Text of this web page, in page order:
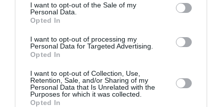
I want to opt-out of the Sale of my
Personal Data.
Opted In
I want to opt-out of processing my
Personal Data for Targeted Advertising.
Opted In
I want to opt-out of Collection, Use,
Retention, Sale, and/or Sharing of my
Personal Data that Is Unrelated with the
Purposes for which it was collected.
Opted In